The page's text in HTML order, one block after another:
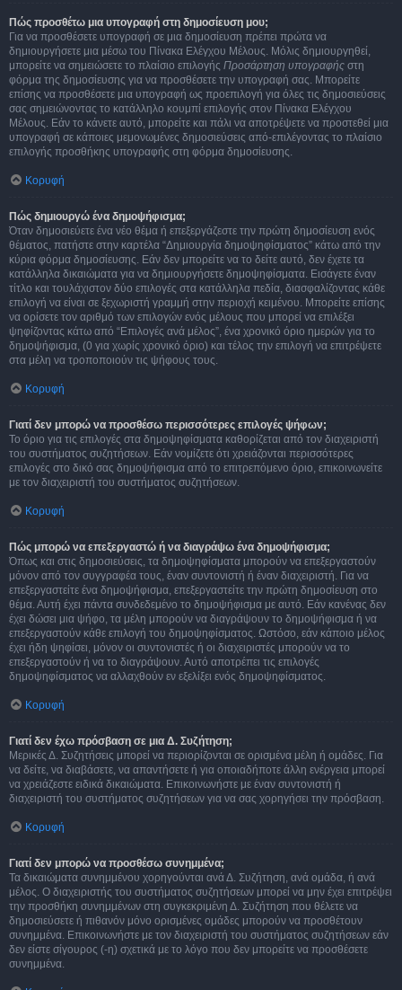
Πώς προσθέτω μια υπογραφή στη δημοσίευση μου;
Για να προσθέσετε υπογραφή σε μια δημοσίευση πρέπει πρώτα να
δημιουργήσετε μια μέσω του Πίνακα Ελέγχου Μέλους. Μόλις δημιουργηθεί,
μπορείτε να σημειώσετε το πλαίσιο επιλογής Προσάρτηση υπογραφής στη
φόρμα της δημοσίευσης για να προσθέσετε την υπογραφή σας. Μπορείτε
επίσης να προσθέσετε μια υπογραφή ως προεπιλογή για όλες τις δημοσιεύσεις
σας σημειώνοντας το κατάλληλο κουμπί επιλογής στον Πίνακα Ελέγχου
Μέλους. Εάν το κάνετε αυτό, μπορείτε και πάλι να αποτρέψετε να προστεθεί μια
υπογραφή σε κάποιες μεμονωμένες δημοσιεύσεις από-επιλέγοντας το πλαίσιο
επιλογής προσθήκης υπογραφής στη φόρμα δημοσίευσης.
Κορυφή
Πώς δημιουργώ ένα δημοψήφισμα;
Όταν δημοσιεύετε ένα νέο θέμα ή επεξεργάζεστε την πρώτη δημοσίευση ενός
θέματος, πατήστε στην καρτέλα “Δημιουργία δημοψηφίσματος” κάτω από την
κύρια φόρμα δημοσίευσης. Εάν δεν μπορείτε να το δείτε αυτό, δεν έχετε τα
κατάλληλα δικαιώματα για να δημιουργήσετε δημοψηφίσματα. Εισάγετε έναν
τίτλο και τουλάχιστον δύο επιλογές στα κατάλληλα πεδία, διασφαλίζοντας κάθε
επιλογή να είναι σε ξεχωριστή γραμμή στην περιοχή κειμένου. Μπορείτε επίσης
να ορίσετε τον αριθμό των επιλογών ενός μέλους που μπορεί να επιλέξει
ψηφίζοντας κάτω από “Επιλογές ανά μέλος”, ένα χρονικό όριο ημερών για το
δημοψήφισμα, (0 για χωρίς χρονικό όριο) και τέλος την επιλογή να επιτρέψετε
στα μέλη να τροποποιούν τις ψήφους τους.
Κορυφή
Γιατί δεν μπορώ να προσθέσω περισσότερες επιλογές ψήφων;
Το όριο για τις επιλογές στα δημοψηφίσματα καθορίζεται από τον διαχειριστή
του συστήματος συζητήσεων. Εάν νομίζετε ότι χρειάζονται περισσότερες
επιλογές στο δικό σας δημοψήφισμα από το επιτρεπόμενο όριο, επικοινωνείτε
με τον διαχειριστή του συστήματος συζητήσεων.
Κορυφή
Πώς μπορώ να επεξεργαστώ ή να διαγράψω ένα δημοψήφισμα;
Όπως και στις δημοσιεύσεις, τα δημοψηφίσματα μπορούν να επεξεργαστούν
μόνον από τον συγγραφέα τους, έναν συντονιστή ή έναν διαχειριστή. Για να
επεξεργαστείτε ένα δημοψήφισμα, επεξεργαστείτε την πρώτη δημοσίευση στο
θέμα. Αυτή έχει πάντα συνδεδεμένο το δημοψήφισμα με αυτό. Εάν κανένας δεν
έχει δώσει μια ψήφο, τα μέλη μπορούν να διαγράψουν το δημοψήφισμα ή να
επεξεργαστούν κάθε επιλογή του δημοψηφίσματος. Ωστόσο, εάν κάποιο μέλος
έχει ήδη ψηφίσει, μόνον οι συντονιστές ή οι διαχειριστές μπορούν να το
επεξεργαστούν ή να το διαγράψουν. Αυτό αποτρέπει τις επιλογές
δημοψηφίσματος να αλλαχθούν εν εξελίξει ενός δημοψηφίσματος.
Κορυφή
Γιατί δεν έχω πρόσβαση σε μια Δ. Συζήτηση;
Μερικές Δ. Συζητήσεις μπορεί να περιορίζονται σε ορισμένα μέλη ή ομάδες. Για
να δείτε, να διαβάσετε, να απαντήσετε ή για οποιαδήποτε άλλη ενέργεια μπορεί
να χρειάζεστε ειδικά δικαιώματα. Επικοινωνήστε με έναν συντονιστή ή
διαχειριστή του συστήματος συζητήσεων για να σας χορηγήσει την πρόσβαση.
Κορυφή
Γιατί δεν μπορώ να προσθέσω συνημμένα;
Τα δικαιώματα συνημμένου χορηγούνται ανά Δ. Συζήτηση, ανά ομάδα, ή ανά
μέλος. Ο διαχειριστής του συστήματος συζητήσεων μπορεί να μην έχει επιτρέψει
την προσθήκη συνημμένων στη συγκεκριμένη Δ. Συζήτηση που θέλετε να
δημοσιεύσετε ή πιθανόν μόνο ορισμένες ομάδες μπορούν να προσθέτουν
συνημμένα. Επικοινωνήστε με τον διαχειριστή του συστήματος συζητήσεων εάν
δεν είστε σίγουρος (-η) σχετικά με το λόγο που δεν μπορείτε να προσθέσετε
συνημμένα.